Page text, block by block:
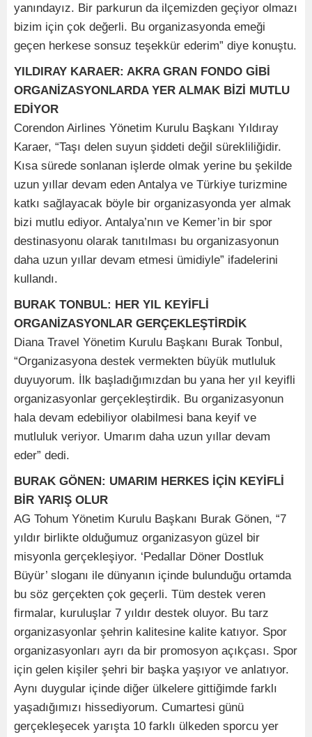
yanındayız. Bir parkurun da ilçemizden geçiyor olmazı
bizim için çok değerli. Bu organizasyonda emeği
geçen herkese sonsuz teşekkür ederim” diye konuştu.
YILDIRAY KARAER: AKRA GRAN FONDO GİBİ
ORGANİZASYONLARDA YER ALMAK BİZİ MUTLU
EDİYOR
Corendon Airlines Yönetim Kurulu Başkanı Yıldıray
Karaer, “Taşı delen suyun şiddeti değil sürekliliğidir.
Kısa sürede sonlanan işlerde olmak yerine bu şekilde
uzun yıllar devam eden Antalya ve Türkiye turizmine
katkı sağlayacak böyle bir organizasyonda yer almak
bizi mutlu ediyor. Antalya’nın ve Kemer’in bir spor
destinasyonu olarak tanıtılması bu organizasyonun
daha uzun yıllar devam etmesi ümidiyle” ifadelerini
kullandı.
BURAK TONBUL: HER YIL KEYİFLİ
ORGANİZASYONLAR GERÇEKLEŞTİRDİK
Diana Travel Yönetim Kurulu Başkanı Burak Tonbul,
“Organizasyona destek vermekten büyük mutluluk
duyuyorum. İlk başladığımızdan bu yana her yıl keyifli
organizasyonlar gerçekleştirdik. Bu organizasyonun
hala devam edebiliyor olabilmesi bana keyif ve
mutluluk veriyor. Umarım daha uzun yıllar devam
eder” dedi.
BURAK GÖNEN: UMARIM HERKES İÇİN KEYİFLİ
BİR YARIŞ OLUR
AG Tohum Yönetim Kurulu Başkanı Burak Gönen, “7
yıldır birlikte olduğumuz organizasyon güzel bir
misyonla gerçekleşiyor. ‘Pedallar Döner Dostluk
Büyür’ sloganı ile dünyanın içinde bulunduğu ortamda
bu söz gerçekten çok geçerli. Tüm destek veren
firmalar, kuruluşlar 7 yıldır destek oluyor. Bu tarz
organizasyonlar şehrin kalitesine kalite katıyor. Spor
organizasyonları ayrı da bir promosyon açıkçası. Spor
için gelen kişiler şehri bir başka yaşıyor ve anlatıyor.
Aynı duygular içinde diğer ülkelere gittiğimde farklı
yaşadığımızı hissediyorum. Cumartesi günü
gerçekleşecek yarışta 10 farklı ülkeden sporcu yer